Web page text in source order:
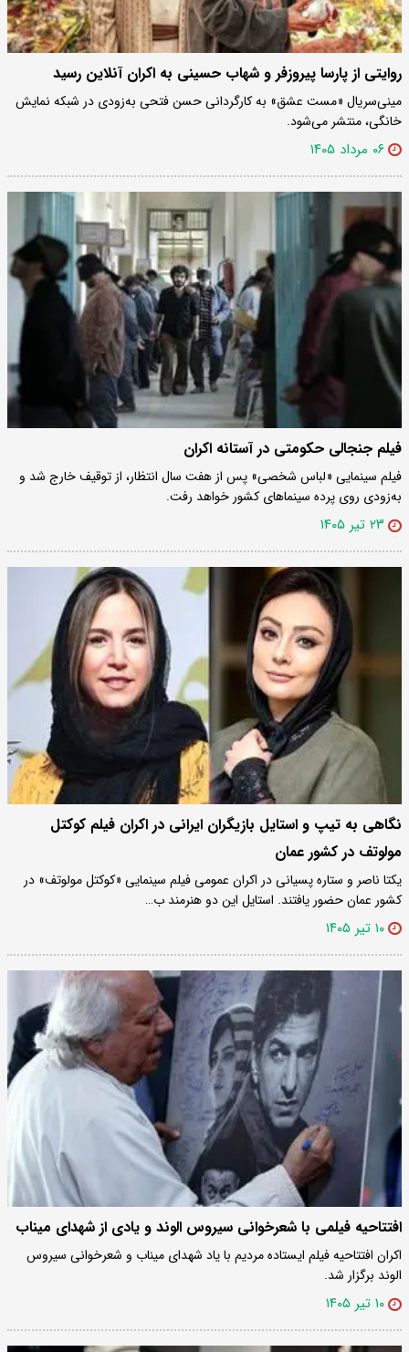
روایتی از پارسا پیروزفر و شهاب حسینی به اکران آنلاین رسید
مینی‌سریال «مست عشق» به کارگردانی حسن فتحی به‌زودی در شبکه نمایش
خانگی، منتشر می‌شود.
۰۶ مرداد ۱۴۰۵
فیلم جنجالی حکومتی در آستانه اکران
فیلم سینمایی «لباس شخصی» پس از هفت سال انتظار، از توقیف خارج شد و
به‌زودی روی پرده سینماهای کشور خواهد رفت.
۲۳ تیر ۱۴۰۵
نگاهی به تیپ و استایل بازیگران ایرانی در اکران فیلم کوکتل
مولوتف در کشور عمان
یکتا ناصر و ستاره پسیانی در اکران عمومی فیلم سینمایی «کوکتل مولوتف» در
کشور عمان حضور یافتند. استایل این دو هنرمند ب…
۱۰ تیر ۱۴۰۵
افتتاحیه فیلمی با شعرخوانی سیروس الوند و یادی از شهدای میناب
اکران افتتاحیه فیلم ایستاده مردیم با یاد شهدای میناب و شعرخوانی سیروس
الوند برگزار شد.
۱۰ تیر ۱۴۰۵